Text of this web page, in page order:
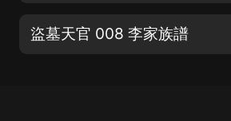
盜墓天官 008 李家族譜